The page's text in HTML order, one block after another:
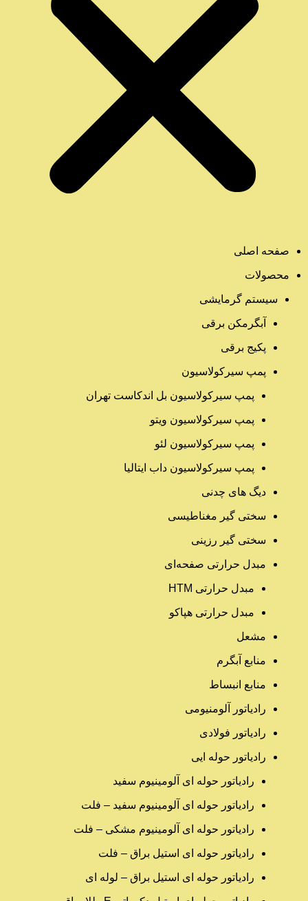
صفحه اصلی
محصولات
سیستم گرمایشی
آبگرمکن برقی
پکیج برقی
پمپ سیرکولاسیون
پمپ سیرکولاسیون بل اندکاست تهران
پمپ سیرکولاسیون ویتو
پمپ سیرکولاسیون لئو
پمپ سیرکولاسیون داب ایتالیا
دیگ های چدنی
سختی گیر مغناطیسی
سختی گیر رزینی
مبدل حرارتی صفحه‌ای
مبدل حرارتی HTM‎
مبدل حرارتی هپاکو
مشعل
منابع آبگرم
منابع انبساط
رادیاتور آلومنیومی
رادیاتور فولادی
رادیاتور حوله ایی
رادیاتور حوله ای آلومینیوم سفید
رادیاتور حوله ای آلومینیوم سفید – فلت
رادیاتور حوله ای آلومینیوم مشکی – فلت
رادیاتور حوله ای استیل براق – فلت
رادیاتور حوله ای استیل براق – لوله ای